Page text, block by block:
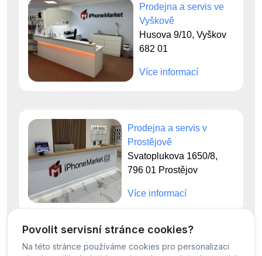
Povolit servisní stránce cookies?
Na této stránce používáme cookies pro personalizaci
Prodejna a servis ve
Vyškově
Husova 9/10, Vyškov
682 01
Více informací
Prodejna a servis v
Prostějově
Svatoplukova 1650/8,
796 01 Prostějov
Více informací